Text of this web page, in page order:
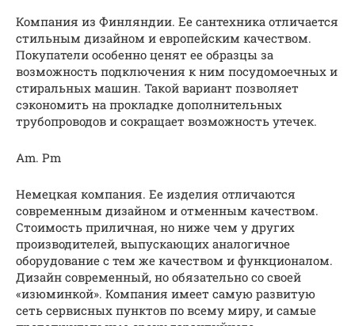
Компания из Финляндии. Ее сантехника отличается
стильным дизайном и европейским качеством.
Покупатели особенно ценят ее образцы за
возможность подключения к ним посудомоечных и
стиральных машин. Такой вариант позволяет
сэкономить на прокладке дополнительных
трубопроводов и сокращает возможность утечек.
Am. Pm
Немецкая компания. Ее изделия отличаются
современным дизайном и отменным качеством.
Стоимость приличная, но ниже чем у других
производителей, выпускающих аналогичное
оборудование с тем же качеством и функционалом.
Дизайн современный, но обязательно со своей
«изюминкой». Компания имеет самую развитую
сеть сервисных пунктов по всему миру, и самые